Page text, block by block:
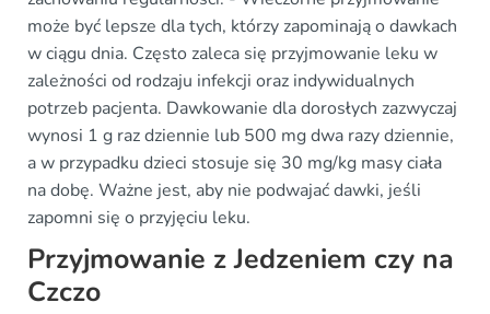
może być lepsze dla tych, którzy zapominają o dawkach
w ciągu dnia. Często zaleca się przyjmowanie leku w
zależności od rodzaju infekcji oraz indywidualnych
potrzeb pacjenta. Dawkowanie dla dorosłych zazwyczaj
wynosi 1 g raz dziennie lub 500 mg dwa razy dziennie,
a w przypadku dzieci stosuje się 30 mg/kg masy ciała
na dobę. Ważne jest, aby nie podwajać dawki, jeśli
zapomni się o przyjęciu leku.
Przyjmowanie z Jedzeniem czy na
Czczo